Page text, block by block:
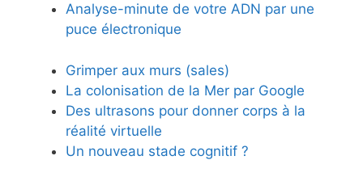
Analyse-minute de votre ADN par une
puce électronique
Grimper aux murs (sales)
La colonisation de la Mer par Google
Des ultrasons pour donner corps à la
réalité virtuelle
Un nouveau stade cognitif ?